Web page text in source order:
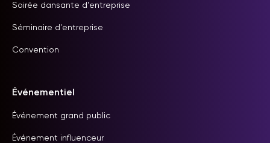
Soirée dansante d'entreprise
Séminaire d'entreprise
Convention
Événementiel
Événement grand public
Événement influenceur